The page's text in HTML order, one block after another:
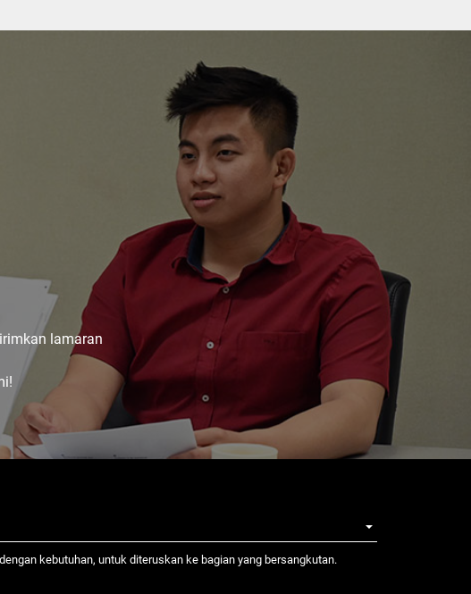
lamaran
kebutuhan, untuk diteruskan ke bagian yang bersangkutan.